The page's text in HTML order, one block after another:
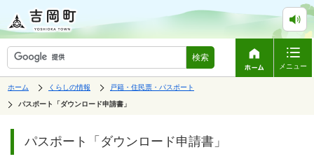
検索
メニュー
表
ペ
ジ
ホーム
中
の
くらしの情報
の
中
の
戸籍・住民票・パスポート
の
パスポート「ダウンロード申請書」
す。
ジ
パスポート「ダウンロード申請書」